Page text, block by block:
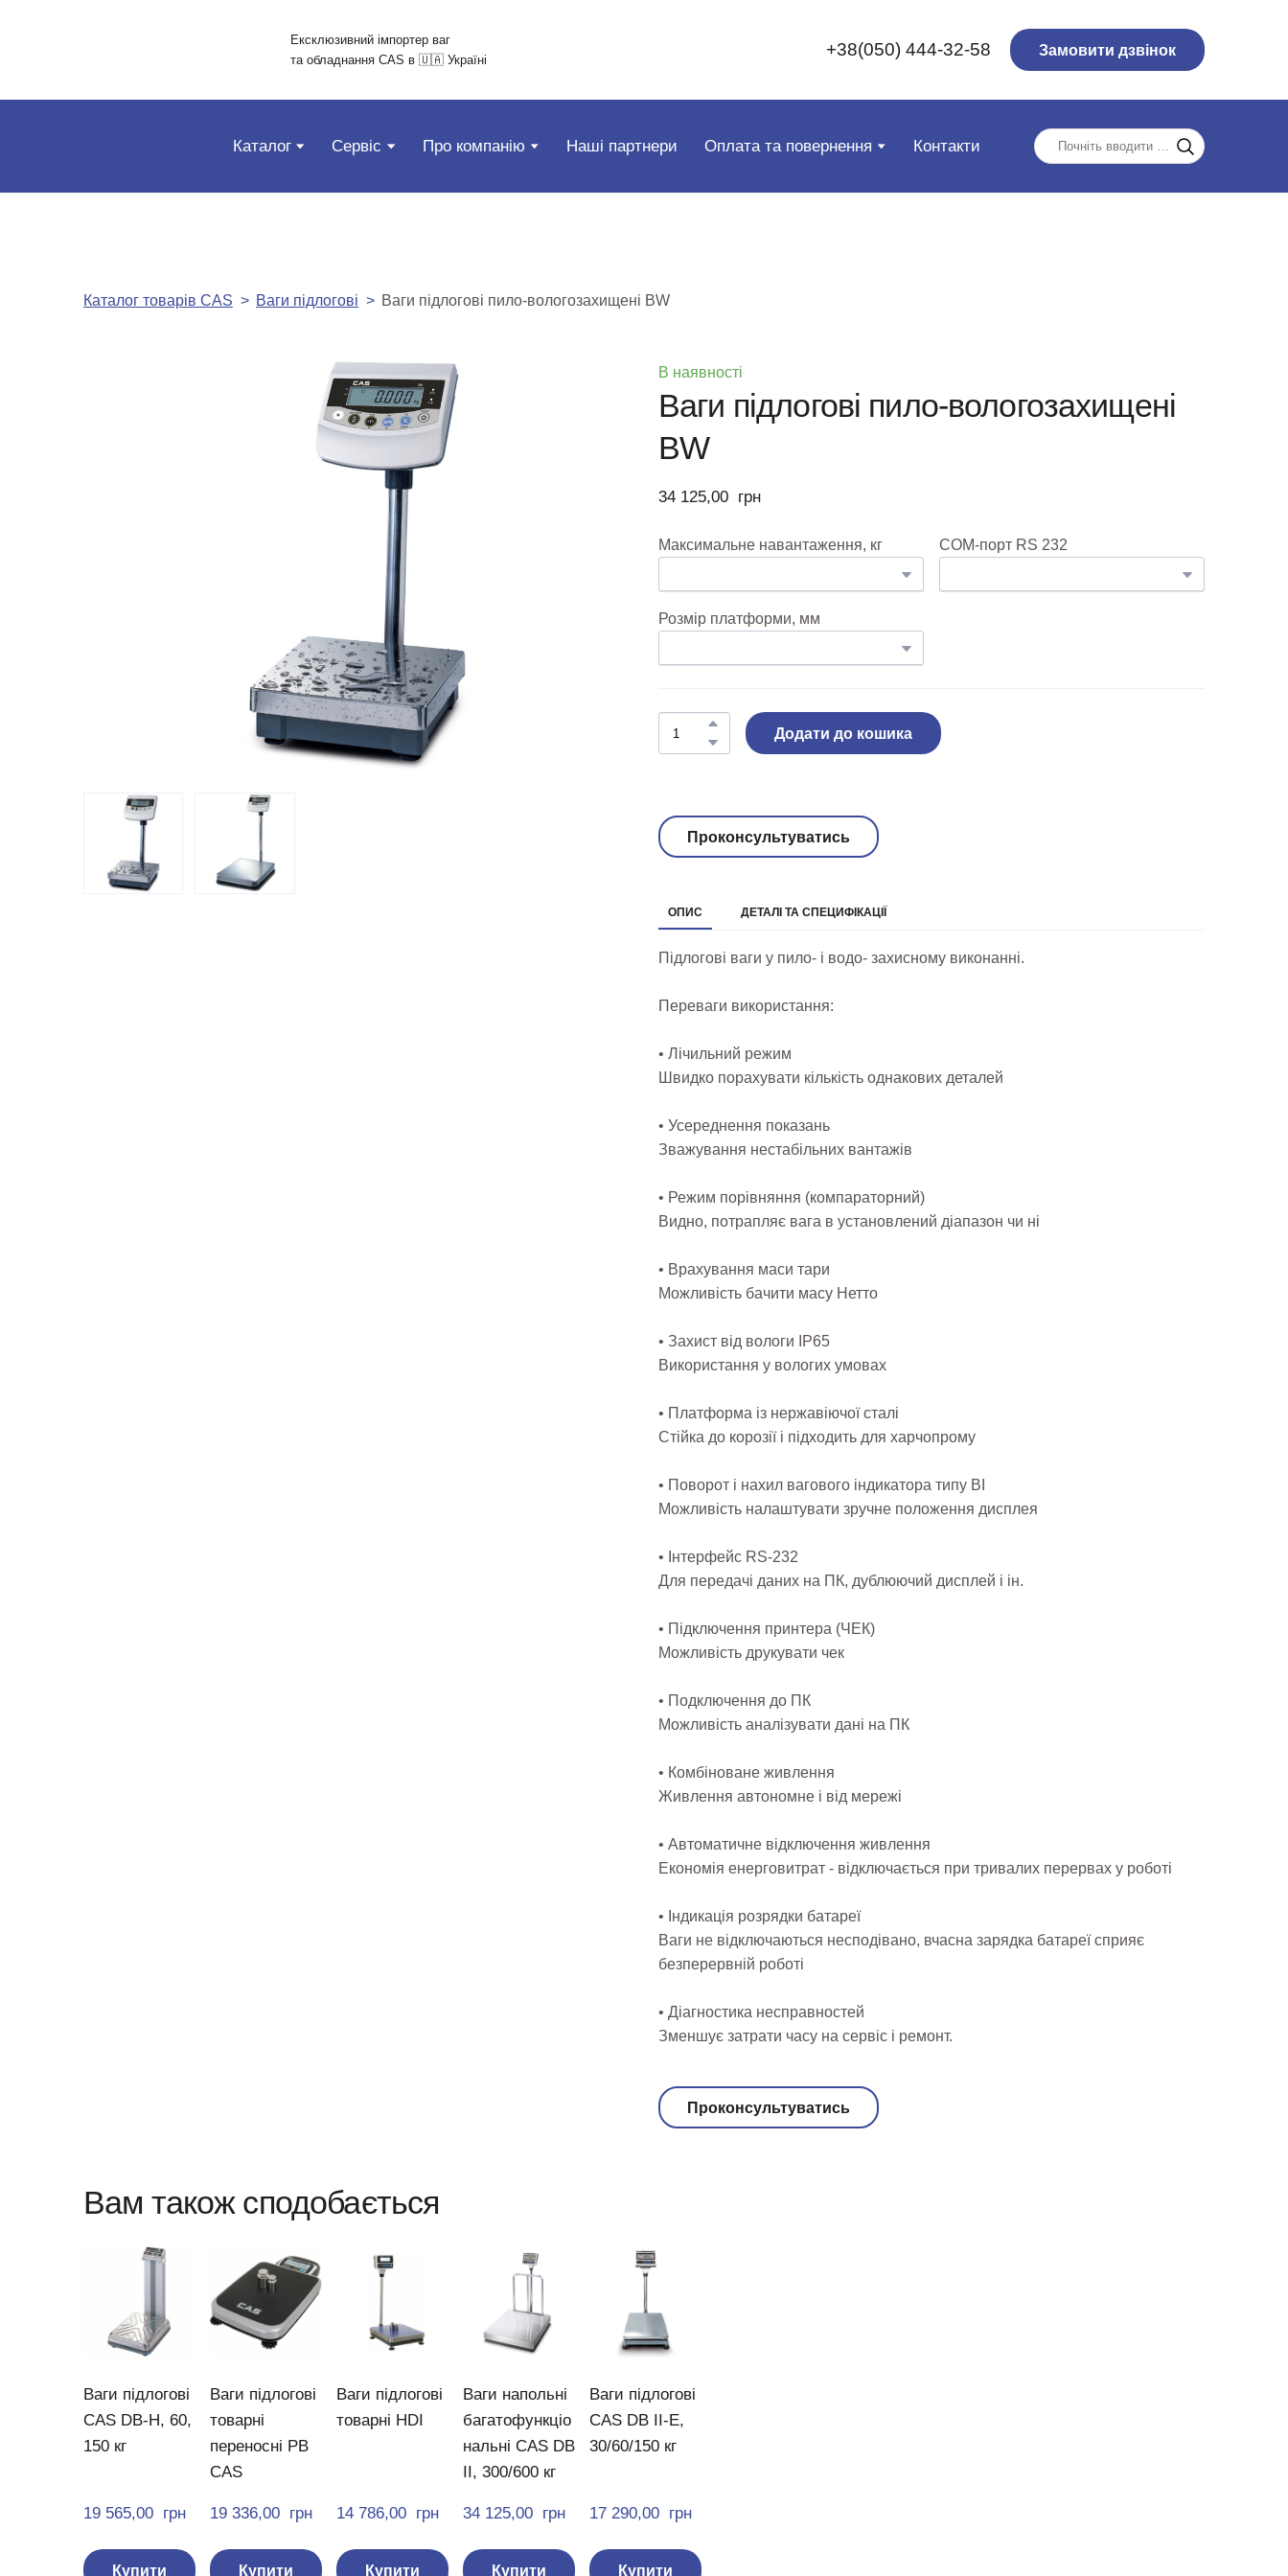
Ексклюзивний імпортер ваг
та обладнання CAS в 🇺🇦 Україні
+38(050) 444-32-58 Замовити дзвінок
Каталог Сервіс Про компанію Наші партнери Оплата та повернення Контакти
Каталог товарів CAS Ваги підлогові Ваги підлогові пило-вологозахищені BW
В наявності
Ваги підлогові пило-вологозахищені
BW
34 125,00  грн
Максимальне навантаження, кг COM-порт RS 232
Розмір платформи, мм
Додати до кошика
Проконсультуватись
ОПИС ДЕТАЛІ ТА СПЕЦИФІКАЦІЇ
Підлогові ваги у пило- і водо- захисному виконанні.
Переваги використання:
• Лічильний режим
Швидко порахувати кількість однакових деталей
• Усереднення показань
Зважування нестабільних вантажів
• Режим порівняння (компараторний)
Видно, потрапляє вага в установлений діапазон чи ні
• Врахування маси тари
Можливість бачити масу Нетто
• Захист від вологи IP65
Використання у вологих умовах
• Платформа із нержавіючої сталі
Стійка до корозії і підходить для харчопрому
• Поворот і нахил вагового індикатора типу BI
Можливість налаштувати зручне положення дисплея
• Інтерфейс RS-232
Для передачі даних на ПК, дублюючий дисплей і ін.
• Підключення принтера (ЧЕК)
Можливість друкувати чек
• Подключення до ПК
Можливість аналізувати дані на ПК
• Комбіноване живлення
Живлення автономне і від мережі
• Автоматичне відключення живлення
Економія енерговитрат - відключається при тривалих перервах у роботі
• Індикація розрядки батареї
Ваги не відключаються несподівано, вчасна зарядка батареї сприяє
безперервній роботі
• Діагностика несправностей
Зменшує затрати часу на сервіс і ремонт.
Проконсультуватись
Вам також сподобається
Ваги підлогові
CAS DB-H, 60,
150 кг
19 565,00  грн
Купити
Ваги підлогові
товарні
переносні PB
CAS
19 336,00  грн
Купити
Ваги підлогові
товарні HDI
14 786,00  грн
Купити
Ваги напольні
багатофункціо
нальні CAS DB
II, 300/600 кг
34 125,00  грн
Купити
Ваги підлогові
CAS DB II-E,
30/60/150 кг
17 290,00  грн
Купити